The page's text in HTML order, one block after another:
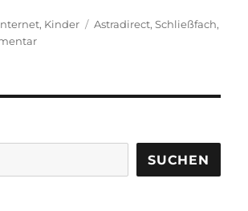
, Kinder Schlagwörter
Astradirect,Schließfach,
zu
wirkt
Versicherung
SUCHEN